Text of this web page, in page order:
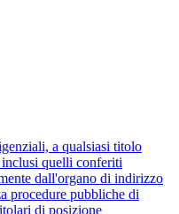
a qualsiasi titolo
quelli conferiti
dall'organo di indirizzo
procedure pubbliche di
di posizione